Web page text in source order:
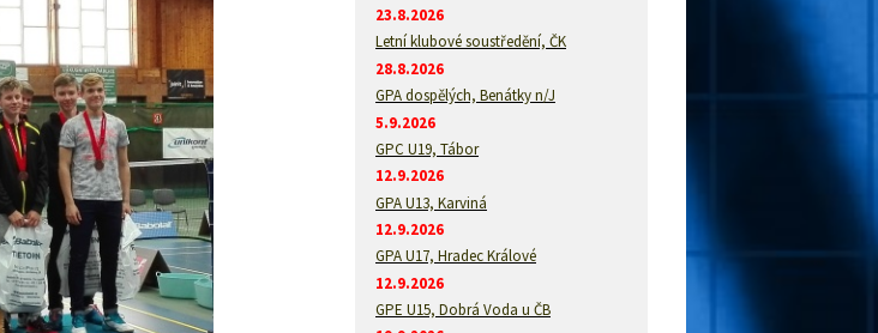
23.8.2026
Letní klubové soustředění, ČK
28.8.2026
GPA dospělých, Benátky n/J
5.9.2026
GPC U19, Tábor
12.9.2026
GPA U13, Karviná
12.9.2026
GPA U17, Hradec Králové
12.9.2026
GPE U15, Dobrá Voda u ČB